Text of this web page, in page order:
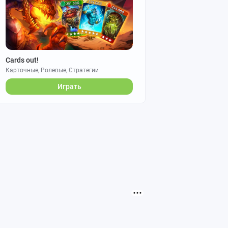
Cards out!
Карточные, Ролевые, Стратегии
Играть